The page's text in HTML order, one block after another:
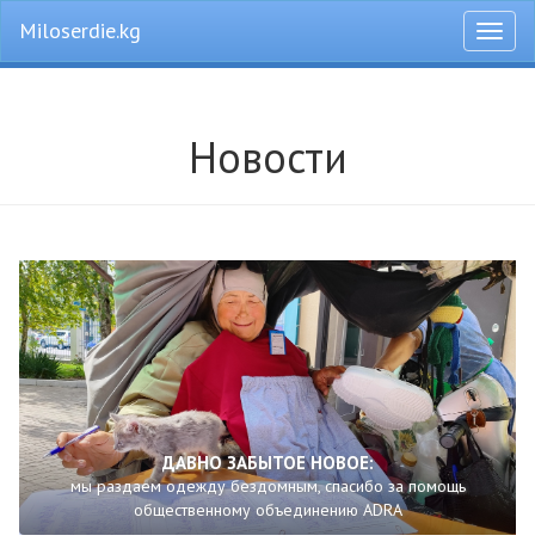
меню
Miloserdie.kg
Новости
ДАВНО ЗАБЫТОЕ НОВОЕ:
мы раздаем одежду бездомным, спасибо за помощь
общественному объединению ADRA